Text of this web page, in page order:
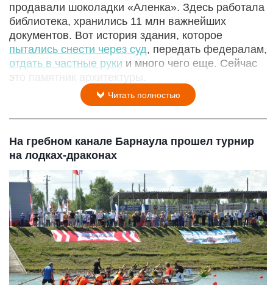
продавали шоколадки «Аленка». Здесь работала
библиотека, хранились 11 млн важнейших
документов. Вот история здания, которое
пытались снести через суд, передать федералам,
отдать в частные руки и много чего еще. Сейчас
это памятник архитектуры.
Читать полностью
На гребном канале Барнаула прошел турнир
на лодках-драконах